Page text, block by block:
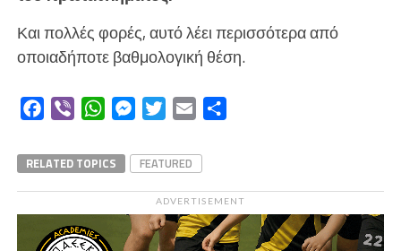
Και πολλές φορές, αυτό λέει περισσότερα από
οποιαδήποτε βαθμολογική θέση.
Facebook
Viber WhatsAppMessengerTwitterEmail
RELATED TOPICS FEATURED
ADVERTISEMENT